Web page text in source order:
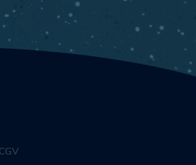
CGV